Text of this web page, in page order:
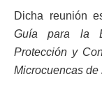
Dicha reunión
Guía para la
Protección y
Microcuencas de